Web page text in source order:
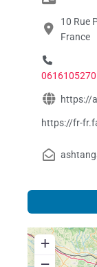
10 Rue
France
0616105270
https://
https://fr-
+